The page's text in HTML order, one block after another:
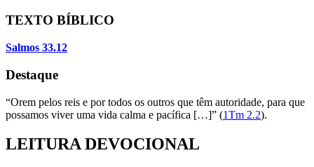
TEXTO BÍBLICO
Salmos 33.12
Destaque
“Orem pelos reis e por todos os outros que têm autoridade, para que
possamos viver uma vida calma e pacífica […]” (1Tm 2.2).
LEITURA DEVOCIONAL